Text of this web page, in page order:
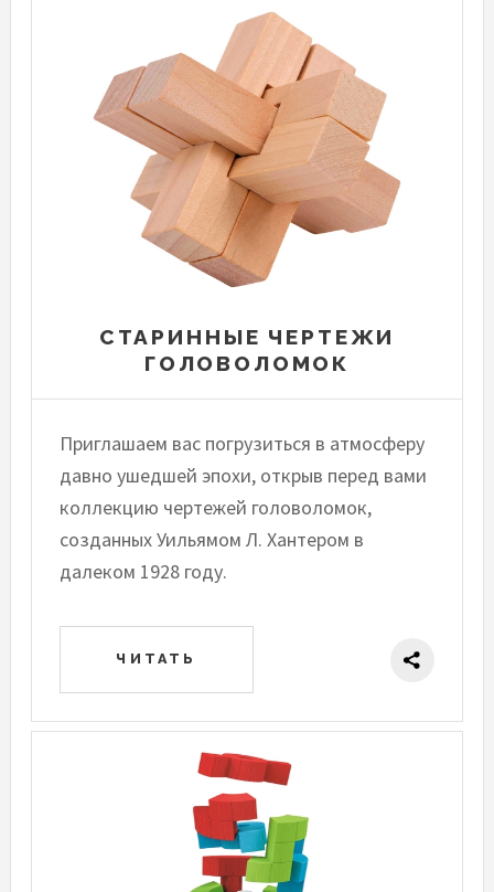
СТАРИННЫЕ ЧЕРТЕЖИ
ГОЛОВОЛОМОК
Приглашаем вас погрузиться в атмосферу
давно ушедшей эпохи, открыв перед вами
коллекцию чертежей головоломок,
созданных Уильямом Л. Хантером в
далеком 1928 году.
ЧИТАТЬ